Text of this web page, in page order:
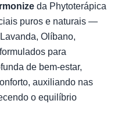
da Phytoterápica
puros e naturais —
Olíbano,
para
de bem-estar,
auxiliando nas
o equilíbrio